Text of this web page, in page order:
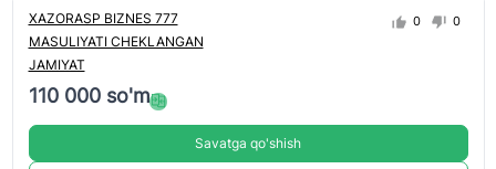
XAZORASP BIZNES 777
MASULIYATI CHEKLANGAN
JAMIYAT
0 0
110 000 so'm
Savatga qo'shish